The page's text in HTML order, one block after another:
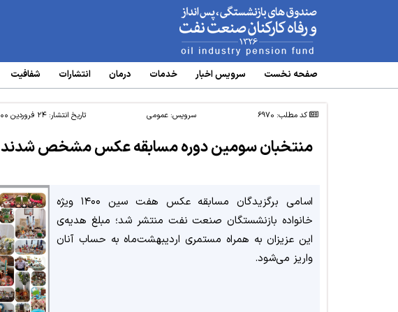
www.oipf.ir
صفحه نخست سرویس‌ اخبار خدمات درمان انتشارات شفافیت
کد مطلب: 6970 سرویس:عمومی تاریخ انتشار:۲۴ فروردین ۱۴۰۰ - ۱۱:۳۴
منتخبان سومین دوره مسابقه عکس مشخص شدند
اسامی برگزیدگان مسابقه عکس هفت سین ۱۴۰۰ ویژه
خانواده بازنشستگان صنعت نفت منتشر شد؛ مبلغ هدیه‌ی
این عزیزان به همراه مستمری اردیبهشت‌ماه به حساب‌ آنان
واریز می‌شود.